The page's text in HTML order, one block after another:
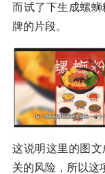
而试了下生成螺
牌的片段。
这说明这里的图
关的风险，所以这